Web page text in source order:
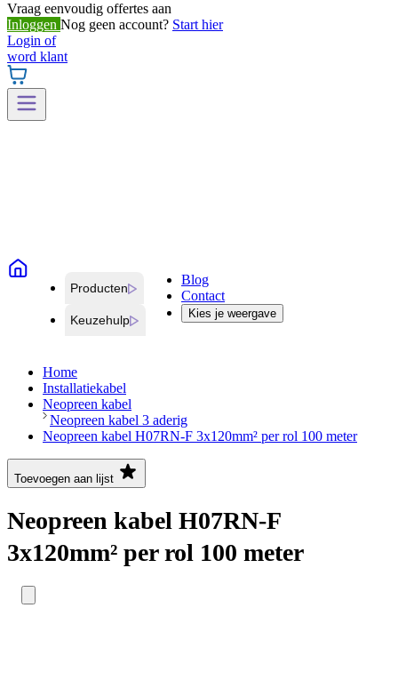
Vraag eenvoudig offertes aan
Inloggen Nog geen account? Start hier
Login of
word klant
Producten
Keuzehulp
Blog
Contact
Kies je weergave
Home
Installatiekabel
Neopreen kabel
Neopreen kabel 3 aderig
Neopreen kabel H07RN-F 3x120mm² per rol 100 meter
Toevoegen aan lijst
Neopreen kabel H07RN-F
3x120mm² per rol 100 meter